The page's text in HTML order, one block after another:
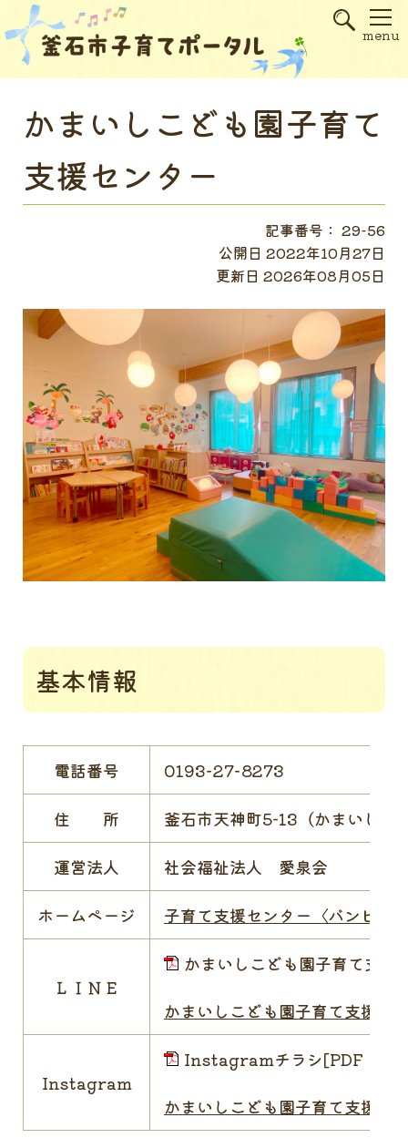
menu
かまいしこども園子育て
支援センター
記事番号： 29-56
公開日 2022年10月27日
更新日 2026年08月05日
基本情報
電話番号 0193−27−8273
住 所 釜石市天神町5-13（かまいしこ
運営法人 社会福祉法人 愛泉会
ホームページ 子育て支援センター〈バンビル
ＬＩＮＥ
かまいしこども園子育て支
かまいしこども園子育て支援セ
Instagram
Instagramチラシ[PDF：
かまいしこども園子育て支援